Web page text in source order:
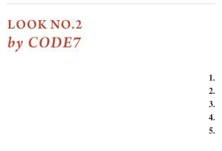
1.
2.
3.
4.
5.